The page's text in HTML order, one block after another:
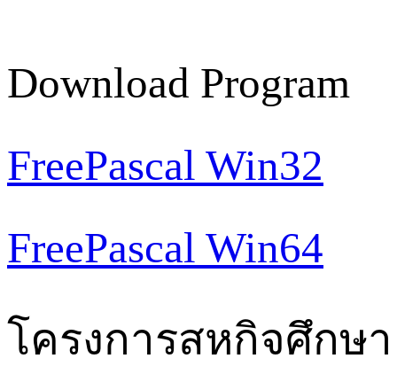
Download Program
FreePascal Win32
FreePascal Win64
โครงการสหกิจศึกษา